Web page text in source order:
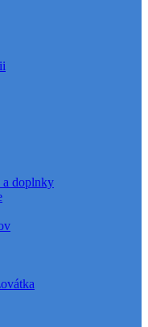
a doplnky